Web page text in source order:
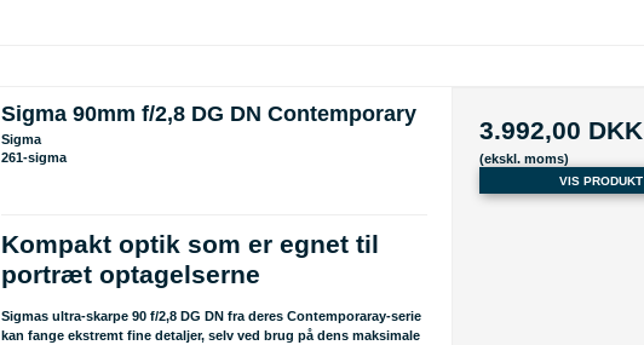
Sigma 90mm f/2,8 DG DN Contemporary
Sigma
261-sigma
Kompakt optik som er egnet til
portræt optagelserne
Sigmas ultra-skarpe 90 f/2,8 DG DN fra deres Contemporaray-serie
kan fange ekstremt fine detaljer, selv ved brug på dens maksimale
3.992,00 DKK
(ekskl. moms)
VIS PRODUKT